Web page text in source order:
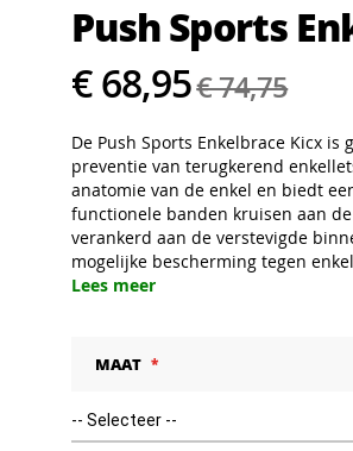
Push Sports
€ 68,95€ 74,75
De Push Sports Enkelbrace Kicx
preventie van terugkerend
anatomie van de enkel en biedt
functionele banden kruisen aan
verankerd aan de verstevigde
mogelijke bescherming tegen
Lees meer
MAAT